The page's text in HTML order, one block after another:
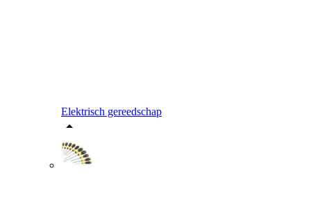
Elektrisch gereedschap